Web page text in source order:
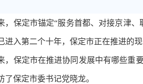
，保定市锚定“服务首都、对接京津
进入第二个十年，保定市正在推进的
，保定市在推进协同发展中有哪些重
了保定市委书记党晓龙。